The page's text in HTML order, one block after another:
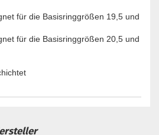
für die Basisringgrößen 19,5 und
für die Basisringgrößen 20,5 und